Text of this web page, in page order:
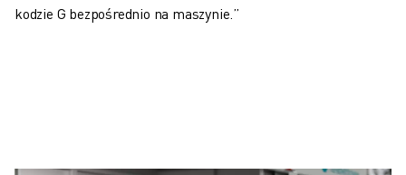
kodzie G bezpośrednio na maszynie.”